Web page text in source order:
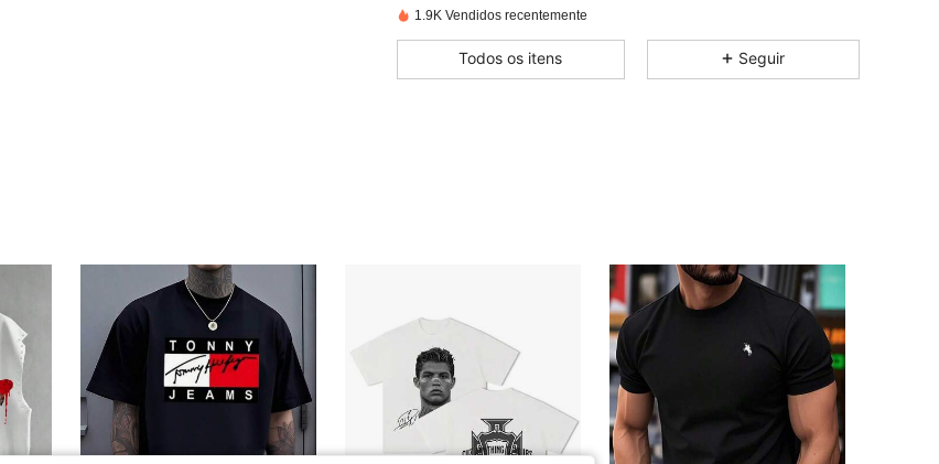
4,46 48 59
59
4,46
4,46 48 59
1.9K Vendidos recentemente
Todos os itens Seguir